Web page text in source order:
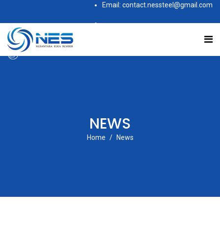
Email: contact.nessteel@gmail.com
NEWS
Home News